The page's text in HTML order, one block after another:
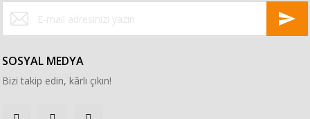
SOSYAL MEDYA
Bizi takip edin, kârlı çıkın!